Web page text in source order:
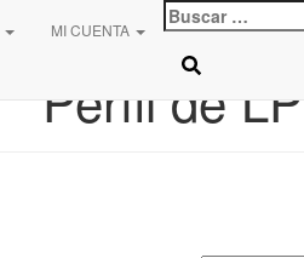
MI CUENTA
Buscar:
Perfil de LP